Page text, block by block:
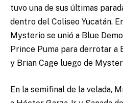
tuvo una de sus últimas
dentro del Coliseo Yucatán.
Mysterio se unió a Blue
Prince Puma para derrotar a
y Brian Cage luego de
En la semifinal de la velada,